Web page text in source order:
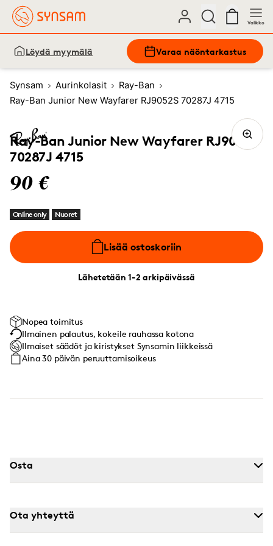
Valikko
Löydä myymälä Varaa näöntarkastus
Synsam Aurinkolasit
Ray-Ban
Ray-Ban Junior New Wayfarer RJ9052S 70287J 4715
Ray-Ban Junior New Wayfarer RJ9052S
70287J 4715
90 €
Online only Nuoret
Lisää ostoskoriin
Lähetetään 1-2 arkipäivässä
Nopea toimitus
Ilmainen palautus, kokeile rauhassa kotona
Ilmaiset säädöt ja kiristykset Synsamin liikkeissä
Aina 30 päivän peruuttamisoikeus
Osta
Ota yhteyttä